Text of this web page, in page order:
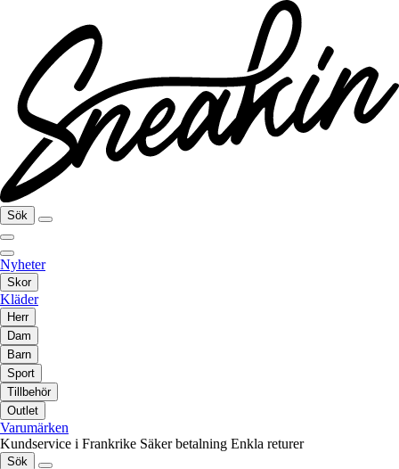
Sök
Nyheter
Skor
Kläder
Herr
Dam
Barn
Sport
Tillbehör
Outlet
Varumärken
Kundservice i Frankrike Säker betalning Enkla returer
Sök